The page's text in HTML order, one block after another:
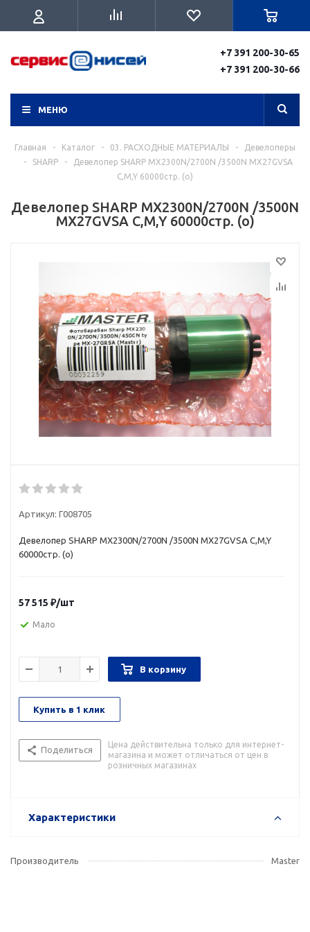
+7 391 200-30-65
+7 391 200-30-66
МЕНЮ
Главная - Каталог - 03. РАСХОДНЫЕ МАТЕРИАЛЫ -
Девелоперы
-
SHARP -
Девелопер SHARP MX2300N/2700N /3500N MX27GVSA
C,M,Y 60000стр. (o)
Девелопер SHARP MX2300N/2700N /3500N
MX27GVSA C,M,Y 60000стр. (o)
Артикул: Г008705
Девелопер SHARP MX2300N/2700N /3500N MX27GVSA C,M,Y
60000стр. (o)
57 515 ₽/шт
Мало
В корзину
Купить в 1 клик
Поделиться
Цена действительна только для интернет-
магазина и может отличаться от цен в
розничных магазинах
Характеристики
Производитель Master